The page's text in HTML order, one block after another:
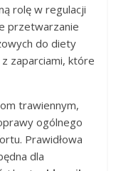
rolę w regulacji
przetwarzanie
do diety
zaparciami, które
trawiennym,
ogólnego
Prawidłowa
dla